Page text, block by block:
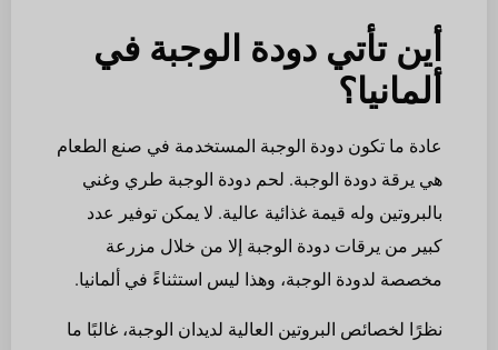
أين تأتي دودة الوجبة في
ألمانيا؟
عادة ما تكون دودة الوجبة المستخدمة في صنع الطعام
هي يرقة دودة الوجبة. لحم دودة الوجبة طري وغني
بالبروتين وله قيمة غذائية عالية. لا يمكن توفير عدد
كبير من يرقات دودة الوجبة إلا من خلال مزرعة
مخصصة لدودة الوجبة، وهذا ليس استثناءً في ألمانيا.
نظرًا لخصائص البروتين العالية لديدان الوجبة، غالبًا ما